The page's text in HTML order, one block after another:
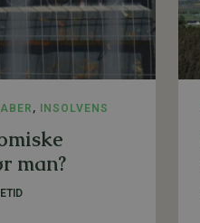
, INSOLVENS
man?